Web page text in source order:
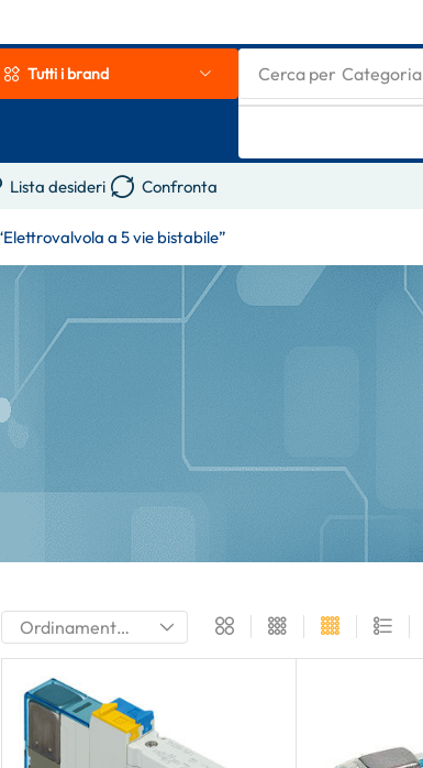
Tutti i brand Cerca per Categoria
Lista desideri Confronta
a 5 vie bistabile”